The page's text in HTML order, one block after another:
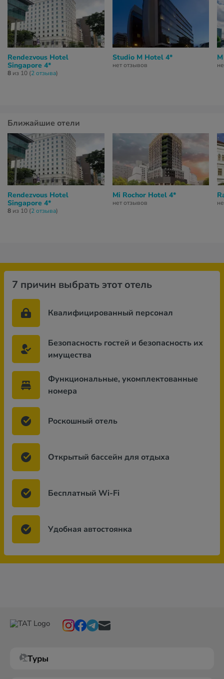
Rendezvous Hotel
Singapore 4*
8 из 10 (2 отзывa)
Studio M Hotel 4*
нет отзывов
Ближайшие отели
Rendezvous Hotel
Singapore 4*
8 из 10 (2 отзывa)
Mi Rochor Hotel 4*
нет отзывов
7 причин выбрать этот отель
Квалифицированный персонал
Безопасность гостей и безопасность их
имущества
Функциональные, укомплектованные
номера
Роскошный отель
Открытый бассейн для отдыха
Бесплатный Wi-Fi
Удобная автостоянка
Туры